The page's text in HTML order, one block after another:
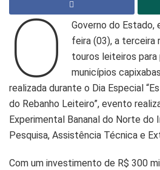
O
Governo do
feira (03), a terceira
touros leiteiros para
municípios
realizada durante o Dia Especial
do Rebanho Leiteiro”, evento
Experimental Bananal do Norte do
Pesquisa, Assistência Técnica e
Com um investimento de R$ 300